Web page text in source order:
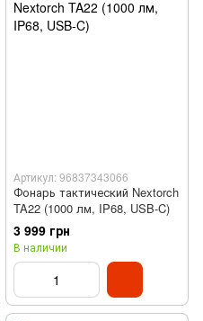
Артикул: 96837343066
Фонарь тактический Nextorch
TA22 (1000 лм, IP68, USB-C)
3 999 грн
В наличии